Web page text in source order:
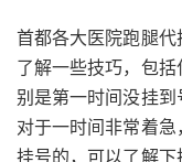
首都各大医院跑腿
了解一些技巧，包
别是第一时间没挂到
对于一时间非常着
挂号的，可以了解